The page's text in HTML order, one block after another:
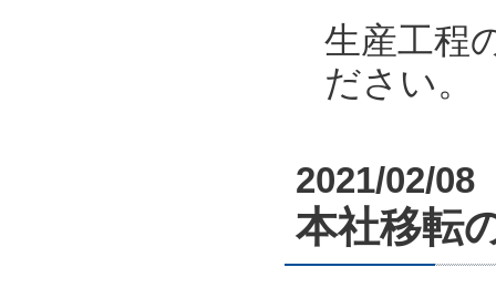
生産工程
ださい。
2021/02/08
本社移転